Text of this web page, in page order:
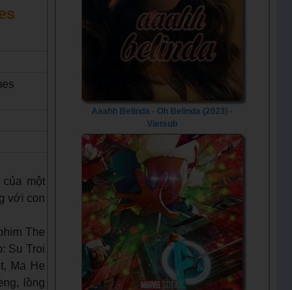
một
với con
The
Su Troi
Ma He
lồng
Aaahh Belinda - Oh Belinda (2023) -
Vietsub